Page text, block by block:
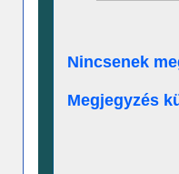
Nincsenek
Megjegyzés